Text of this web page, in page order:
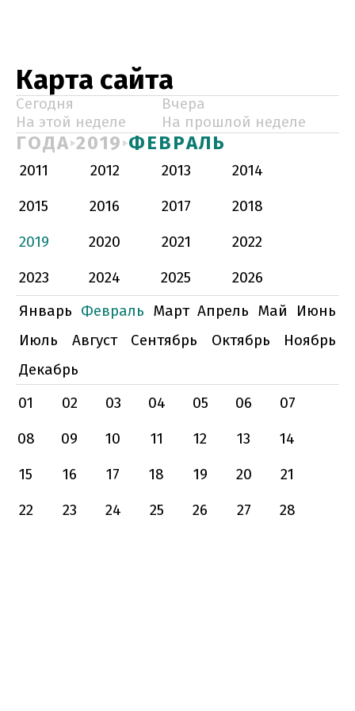
Карта сайта
Сегодня
Вчера
На этой неделе
На прошлой неделе
ГОДА 2019 ФЕВРАЛЬ
2011 2012 2013
2014
2015
2016 2017
2018
2019
2020 2021
2022
2023
2024 2025
2026
Январь Февраль Март Апрель Май
Июнь
Июль
Август Сентябрь Октябрь
Ноябрь
Декабрь
01
02 03 04 05 06
07
08
09 10 11 12 13
14
15
16 17 18 19 20
21
22
23 24 25 26 27 28